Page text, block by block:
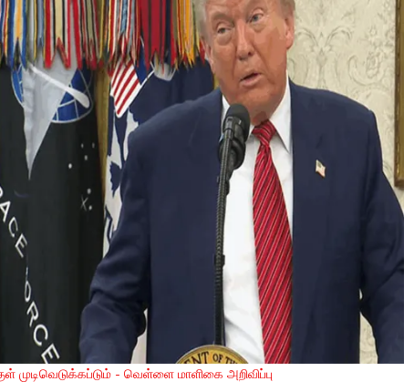
முடிவெடுக்கப்டும் - வெள்ளை மாளிகை அறிவிப்பு